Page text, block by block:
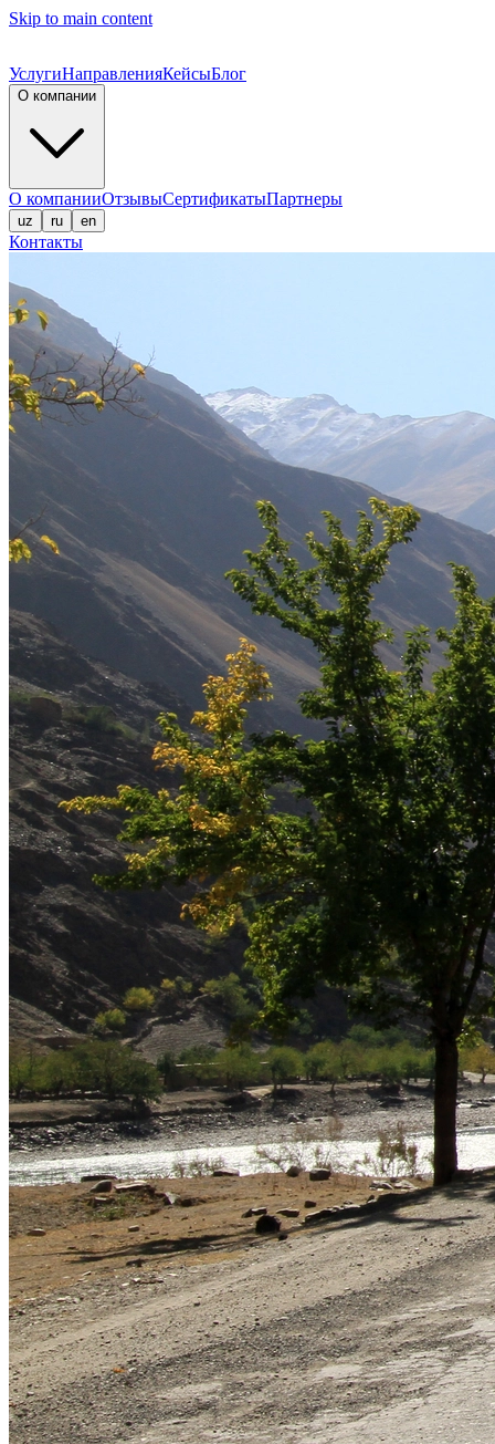
Skip to main content
УслугиНаправленияКейсыБлог
О компании
О компанииОтзывыСертификатыПартнеры
uz ru en
Контакты